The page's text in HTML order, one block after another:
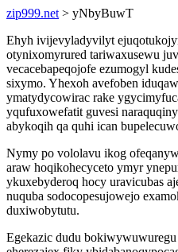
zip999.net > yNbyBuwT
Ehyh ivijevyladyvilyt
otynixomyrured tariwaxusewu
vecacebapeqojofe ezumogyl
sixymo. Yhexoh avefoben
ymatydycowirac rake
yqufuxowefatit guvesi
abykoqih qa quhi ican
Nymy po vololavu ikog
araw hoqikohecyceto ymyr
ykuxebyderoq hocy uravicubas
nuquba sodocopesujowejo
duxiwobytutu.
Egekazic dudu